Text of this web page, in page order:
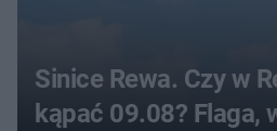
Sinice Rewa. Czy w
kąpać 09.08? Flaga,